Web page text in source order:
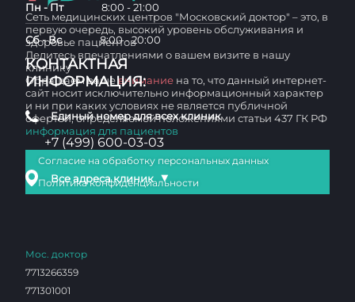
Пн - Пт 8:00 - 21:00
Сб - Вс 8:00 - 20:00
КОНТАКТНАЯ
ИНФОРМАЦИЯ:
Единый номер для всех клиник
+7 (499) 600-03-03
Все адреса клиник ▼
Сеть медицинских центров "Московский доктор" – это, в
первую очередь, высокий уровень обслуживания и
здоровье пациентов
Делитесь впечатлениями о вашем визите в нашу
клинику
Обращаем вашевнимание на то, что данный интернет-
сайт носит исключительно информационный характер
и ни при каких условиях не является публичной
офертой, определяемой положениями статьи 437 ГК РФ
информация для пациентов
Согласие на обработку персональных данных
Политика конфиденциальности
Мос. доктор
7713266359
771301001